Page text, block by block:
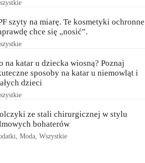
szyty na miarę. Te kosmetyki ochronne
chce się „nosić”.
na katar u dziecka wiosną? Poznaj
sposoby na katar u niemowląt i
dzieci
ze stali chirurgicznej w stylu
bohaterów
,Moda,Wszystkie